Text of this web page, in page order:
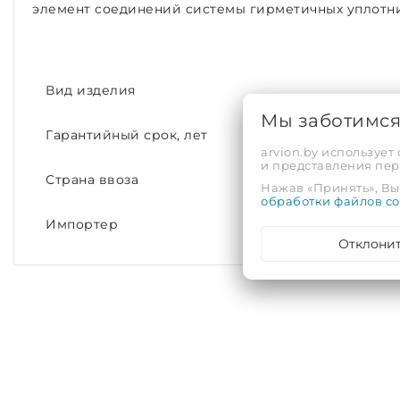
элемент соединений системы гирметичных
Вид изделия
Гарантийный срок, лет
Страна ввоза
Импортер
Мы
arvion.by
и представления
Нажав «Принять», Вы
обработки файлов